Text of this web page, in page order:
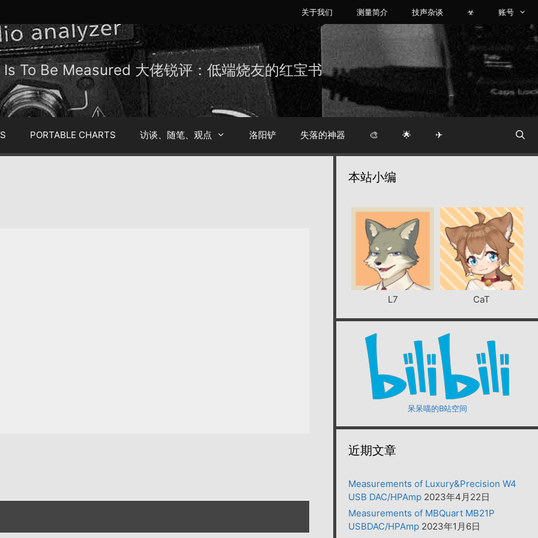
关于我们 测量简介 技声杂谈 ☣ 账号
Is To Be Measured 大佬锐评：低端烧友的红宝书
PORTABLE CHARTS 访谈、随笔、观点 洛阳铲 失落的神器 🎨 🌟 ✈
本站小编
L7 CaT
呆呆喵的B站空间
近期文章
Measurements of Luxury&Precision W4
USB DAC/HPAmp 2023年4月22日
Measurements of MBQuart MB21P
USBDAC/HPAmp 2023年1月6日